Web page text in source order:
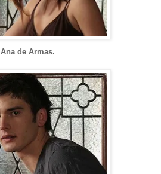
Ana de Armas.